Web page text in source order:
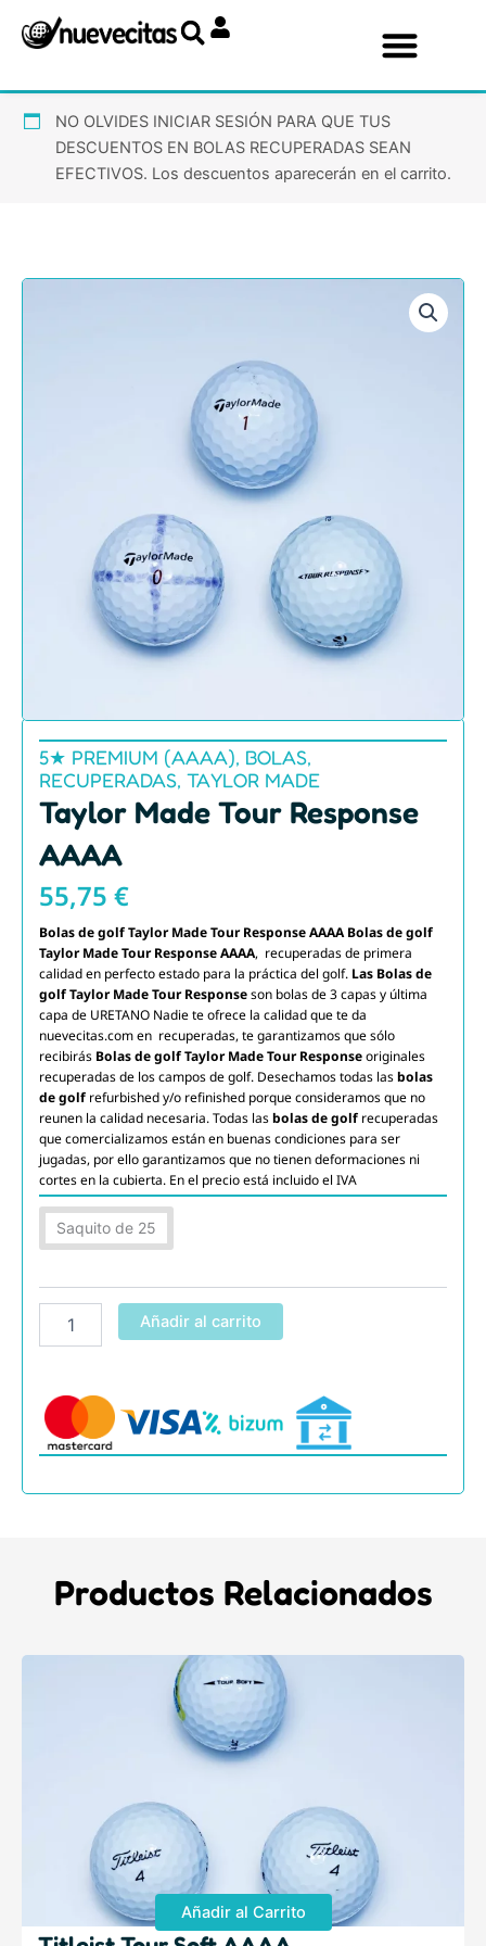
NO OLVIDES INICIAR SESIÓN PARA QUE TUS
DESCUENTOS EN BOLAS RECUPERADAS SEAN
EFECTIVOS. Los descuentos aparecerán en el carrito.
5★ PREMIUM (AAAA), BOLAS,
RECUPERADAS, TAYLOR MADE
Taylor Made Tour Response
AAAA
55,75 €
Bolas de golf Taylor Made Tour ResponseAAAA Bolas de golf
Taylor Made Tour Response AAAA, recuperadas de primera
calidad en perfecto estado para la práctica del golf. Las Bolas de
golf Taylor Made Tour Responseson bolas de 3 capas y última
capa de URETANO Nadie te ofrece la calidad que te da
nuevecitas.com en recuperadas, te garantizamos que sólo
recibirás Bolas de golf Taylor Made Tour Responseoriginales
recuperadas de los campos de golf. Desechamos todas lasbolas
de golf refurbished y/o refinished porque consideramos que no
reunen la calidad necesaria. Todas lasbolas de golf recuperadas
que comercializamos están en buenas condiciones para ser
jugadas, por ello garantizamos que no tienen deformaciones ni
cortes en la cubierta. En el precio está incluido el IVA
Saquito de 25
Taylor
Made
Tour
cantidad
Añadir al carrito
Productos Relacionados
Añadir al Carrito